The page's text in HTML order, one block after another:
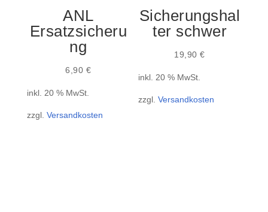
ANL
Ersatzsicheru
ng
6,90 €
inkl. 20 % MwSt.
zzgl. Versandkosten
Sicherungshal
ter schwer
19,90€
inkl. 20 % MwSt.
zzgl.Versandkosten